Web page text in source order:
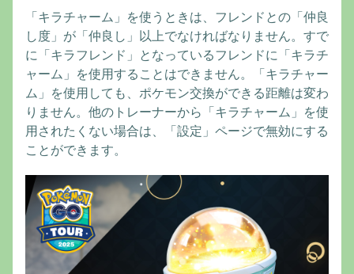
「キラチャーム」を使うときは、フレンドとの「仲良
し度」が「仲良し」以上でなければなりません。すで
に「キラフレンド」となっているフレンドに「キラチ
ャーム」を使用することはできません。「キラチャー
ム」を使用しても、ポケモン交換ができる距離は変わ
りません。他のトレーナーから「キラチャーム」を使
用されたくない場合は、「設定」ページで無効にする
ことができます。